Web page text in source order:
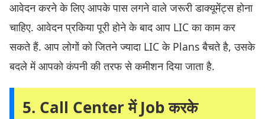
आवेदन करने के लिए आपके पास लगने वाले जरूरी डाक्यूमेंट्स होना
चाहिए. आवेदन प्रकिया पूरी होने के बाद आप LIC का काम कर
सकते हैं. आप लोगों को जितने ज्यादा LIC के Plans बैचते है, उसके
बदले में आपको कंपनी की तरफ से कमीशन दिया जाता है.
5. Call Center में Job करके